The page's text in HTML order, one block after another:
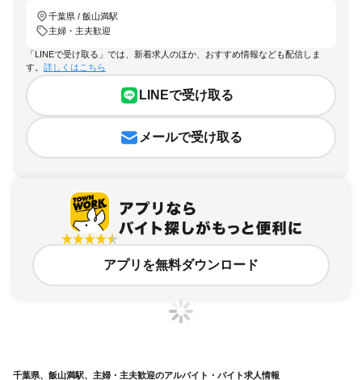
千葉県 / 飯山満駅
主婦・主夫歓迎
「LINEで受け取る」では、新着求人のほか、おすすめ情報なども配信しま
す。 詳しくはこちら
LINEで受け取る
メールで受け取る
アプリを無料ダウンロード
千葉県、飯山満駅、主婦・主夫歓迎のアルバイト・バイト求人情報